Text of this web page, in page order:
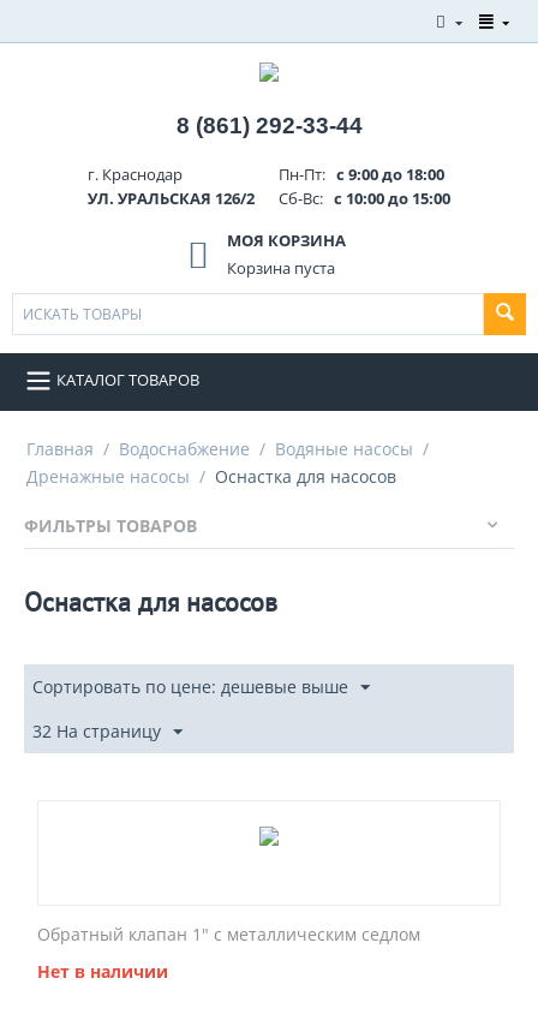
8 (861) 292-33-44
г. Краснодар
УЛ. УРАЛЬСКАЯ 126/2
Пн-Пт: с 9:00 до 18:00
Сб-Вс: с 10:00 до 15:00
МОЯ КОРЗИНА
Корзина пуста
КАТАЛОГ ТОВАРОВ
Главная / Водоснабжение / Водяные насосы /
Дренажные насосы / Оснастка для насосов
ФИЛЬТРЫ ТОВАРОВ
Оснастка для насосов
Сортировать по цене: дешевые выше
32 На страницу
Обратный клапан 1" с металлическим седлом
Нет в наличии